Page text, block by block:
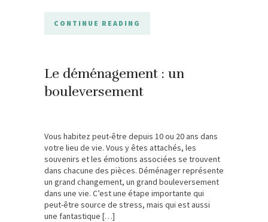
CONTINUE READING
Le déménagement : un
bouleversement
Vous habitez peut-être depuis 10 ou 20 ans dans
votre lieu de vie. Vous y êtes attachés, les
souvenirs et les émotions associées se trouvent
dans chacune des pièces. Déménager représente
un grand changement, un grand bouleversement
dans une vie. C’est une étape importante qui
peut-être source de stress, mais qui est aussi
une fantastique […]